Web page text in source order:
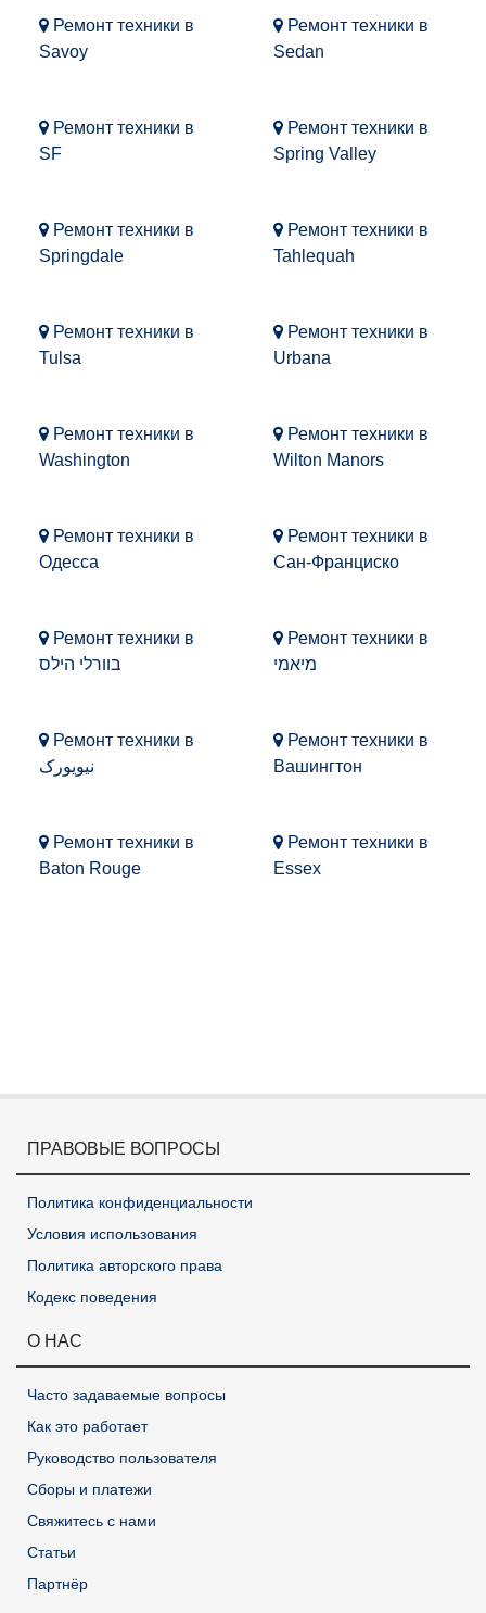
Ремонт техники в
Savoy
Ремонт техники в
Sedan
Ремонт техники в
SF
Ремонт техники в
Spring Valley
Ремонт техники в
Springdale
Ремонт техники в
Tahlequah
Ремонт техники в
Tulsa
Ремонт техники в
Urbana
Ремонт техники в
Washington
Ремонт техники в
Wilton Manors
Ремонт техники в
Одесса
Ремонт техники в
Сан-Франциско
Ремонт техники в
בוורלי הילס
Ремонт техники в
מיאמי
Ремонт техники в
نیویورک
Ремонт техники в
Вашингтон
Ремонт техники в
Baton Rouge
Ремонт техники в
Essex
ПРАВОВЫЕ ВОПРОСЫ
Политика конфиденциальности
Условия использования
Политика авторского права
Кодекс поведения
О НАС
Часто задаваемые вопросы
Как это работает
Руководство пользователя
Сборы и платежи
Свяжитесь с нами
Статьи
Партнёр